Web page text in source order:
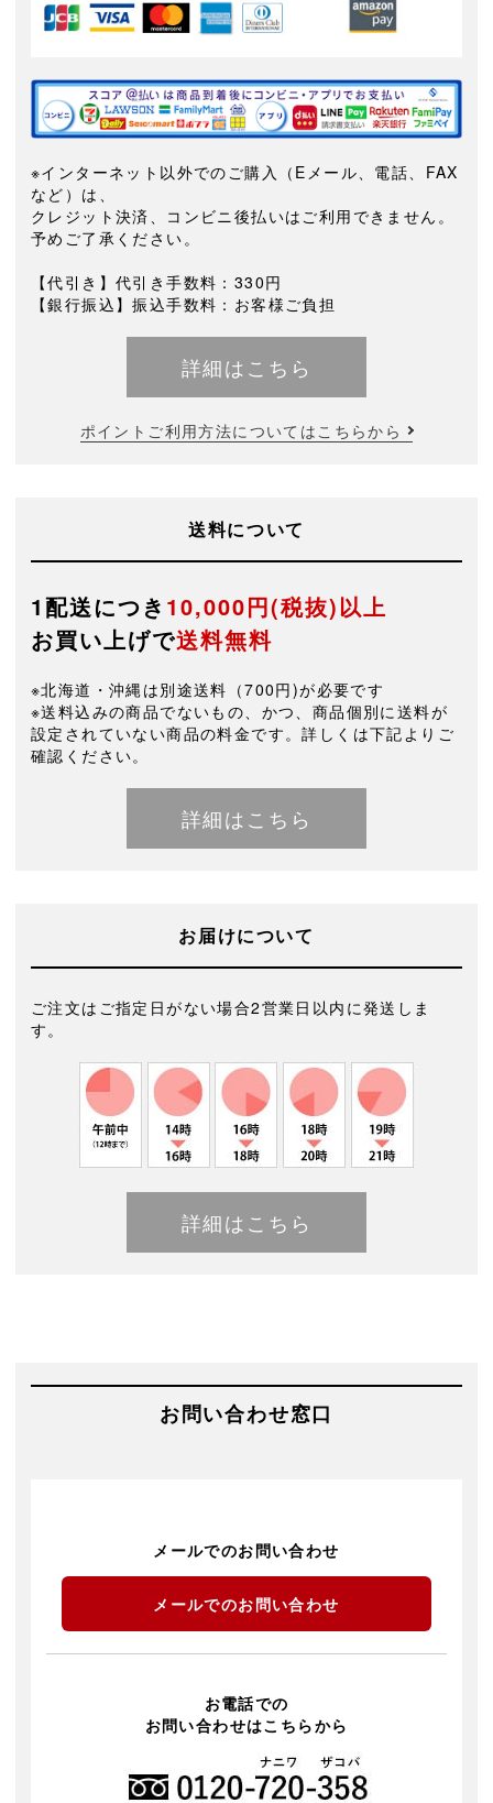
※インターネット以外でのご購入（Eメール、電話、FAX
など）は、
クレジット決済、コンビニ後払いはご利用できません。
予めご了承ください。
【代引き】代引き手数料：330円
【銀行振込】振込手数料：お客様ご負担
詳細はこちら
ポイントご利用方法についてはこちらから
送料について
1配送につき 10,000円(税抜)以上
お買い上げで送料無料
※北海道・沖縄は別途送料（700円)が必要です
※送料込みの商品でないもの、かつ、商品個別に送料が
設定されていない商品の料金です。詳しくは下記よりご
確認ください。
詳細はこちら
お届けについて
ご注文はご指定日がない場合2営業日以内に発送しま
す。
詳細はこちら
お問い合わせ窓口
メールでのお問い合わせ
メールでのお問い合わせ
お電話での
お問い合わせはこちらから